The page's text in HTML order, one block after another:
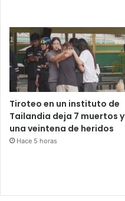
Tiroteo en un instituto de
Tailandia deja 7 muertos y
una veintena de heridos
Hace 5 horas